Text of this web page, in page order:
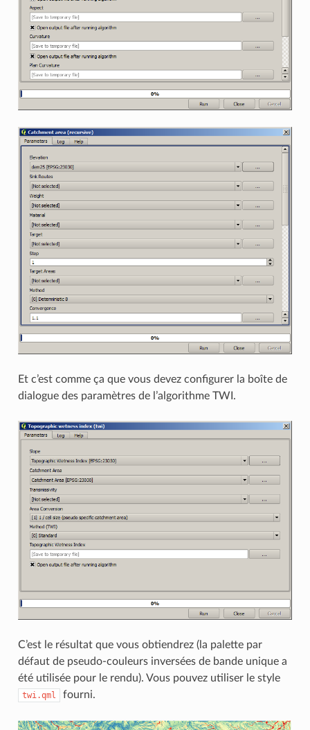
Et c’est comme ça que vous devez configurer la boîte de
dialogue des paramètres de l’algorithme TWI.
C’est le résultat que vous obtiendrez (la palette par
défaut de pseudo-couleurs inversées de bande unique a
été utilisée pour le rendu). Vous pouvez utiliser le style
twi.qml fourni.